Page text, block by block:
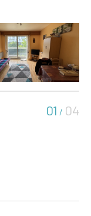
01 / 04